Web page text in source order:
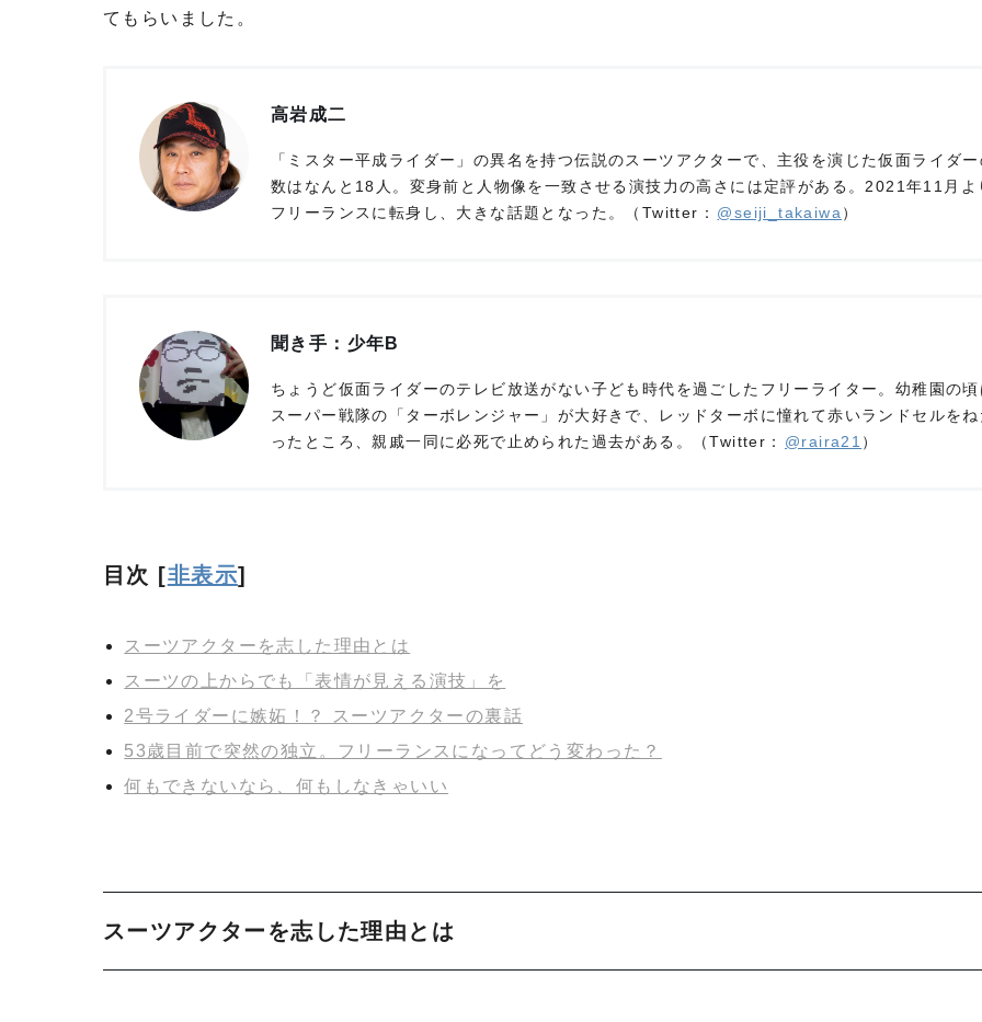
てもらいました。
高岩成二
「ミスター平成ライダー」の異名を持つ伝説のスーツアクターで、主役を演じた仮面ライダー
数はなんと18人。変身前と人物像を一致させる演技力の高さには定評がある。2021年11月よ
フリーランスに転身し、大きな話題となった。（Twitter： @seiji_takaiwa）
聞き手：少年B
ちょうど仮面ライダーのテレビ放送がない子ども時代を過ごしたフリーライター。幼稚園の頃
スーパー戦隊の「ターボレンジャー」が大好きで、レッドターボに憧れて赤いランドセルをね
ったところ、親戚一同に必死で止められた過去がある。（Twitter：
@raira21 ）
目次 [非表示]
スーツアクターを志した理由とは
スーツの上からでも「表情が見える演技」を
2号ライダーに嫉妬！？ スーツアクターの裏話
53歳目前で突然の独立。フリーランスになってどう変わった？
何もできないなら、何もしなきゃいい
スーツアクターを志した理由とは